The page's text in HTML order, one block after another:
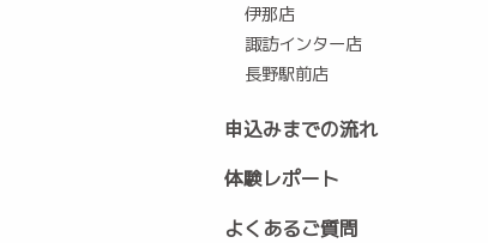
伊那店
諏訪インター店
長野駅前店
申込みまでの流れ
体験レポート
よくあるご質問